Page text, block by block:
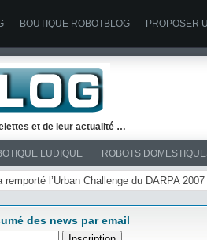
BOUTIQUE ROBOTBLOG PROPOSER
et de leur actualité …
LUDIQUE ROBOTS
l’Urban Challenge du DARPA 2007
des news par email